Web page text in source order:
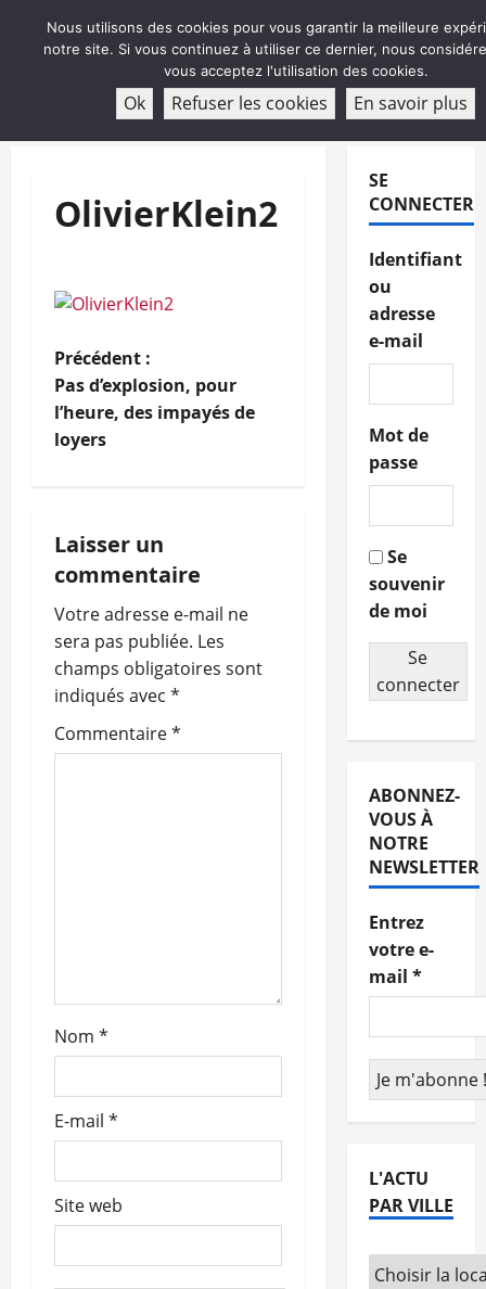
ABONNEMENT
OlivierKlein2
N
a
v
g
a
t
i
o
t
i
c
l
e
Précédent :
Pas d’explosion, pour
l’heure, des impayés de
loyers
Laisser un
commentaire
Votre adresse e-mail ne
sera pas publiée. Les
champs obligatoires sont
indiqués avec *
Commentaire*
Nom *
E-mail *
Site web
SE
CONNECTER
Identifiant
ou
adresse
e-mail
Mot de
passe
Se
souvenir
de moi
Se
connecter
ABONNEZ-
VOUS À
NOTRE
NEWSLETTER
Entrez
votre e-
mail *
L'ACTU
PAR VILLE
Nous utilisons des cookies pour vous garantir la meilleure
notre site. Si vous continuez à utiliser ce dernier, nous
vous acceptez l'utilisation des cookies.
Ok Refuser les cookies En savoir plus